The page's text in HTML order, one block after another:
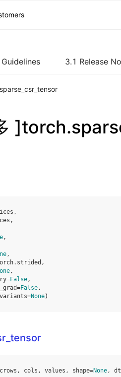
3.1 Release
,
,
,
,
. strided ,
,
=False,
=False,
=None)
crows , cols , values , shape=None,